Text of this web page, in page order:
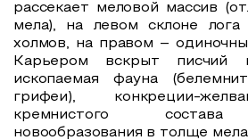
рассекает меловой массив
мела), на левом склоне
холмов, на правом –
Карьером вскрыт писчий
ископаемая фауна
грифеи), конкреции-
кремнистого состава
новообразования в толще